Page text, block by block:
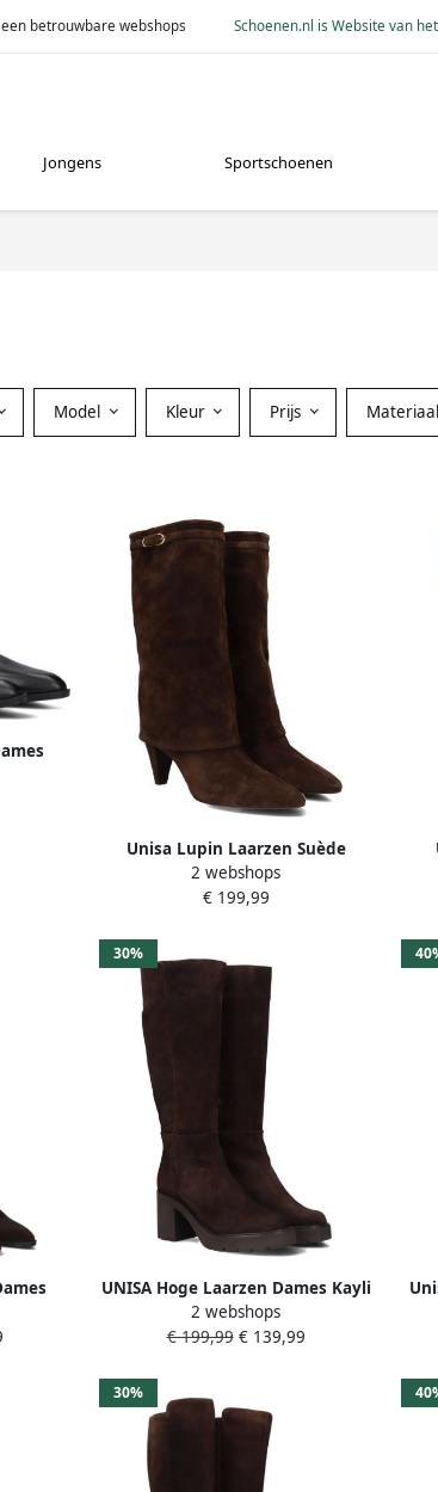
betrouwbare webshops Schoenen.nl is Website van
Jongens Sportschoenen
Model Kleur Prijs Materiaal
Leer
Unisa Lupin Laarzen Suède
Dames Bruin
2 webshops
€ 199,99
Suède
30%
UNISA Hoge Laarzen Dames Kayli
Maat: 36 Materiaal: Suède Kleur:
Bruin
2 webshops
€ 199,99€ 139,99
30%